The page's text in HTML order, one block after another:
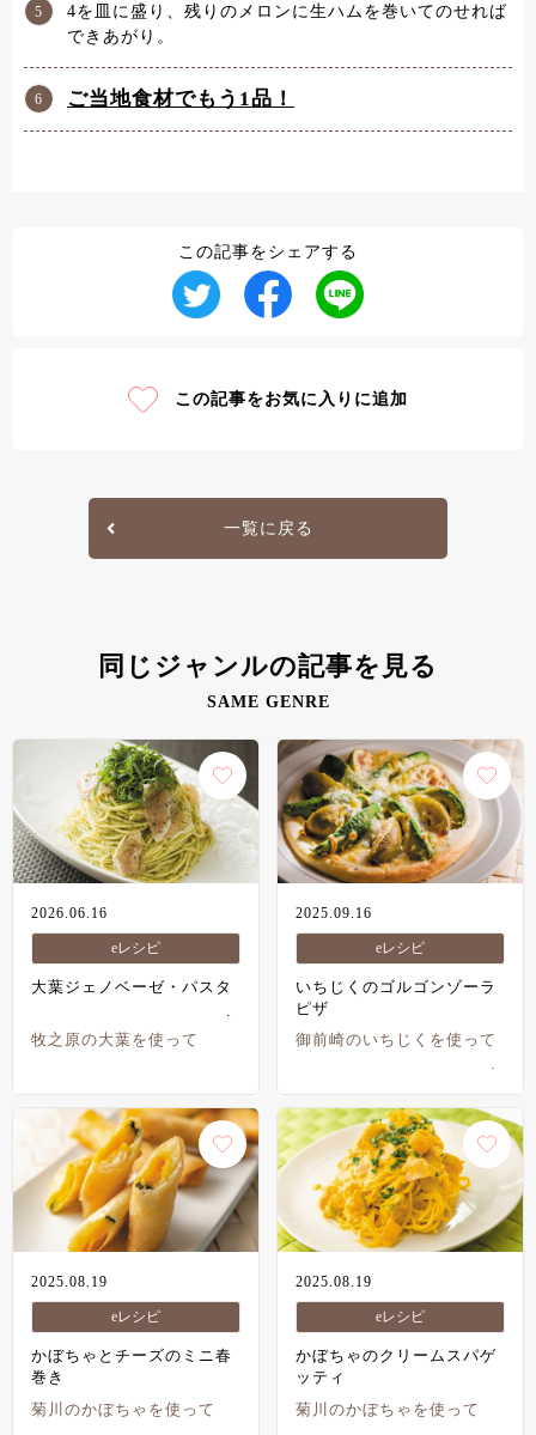
4を皿に盛り、残りのメロンに生ハムを巻いてのせれば
できあがり。
ご当地食材でもう1品！
この記事をシェアする
この記事をお気に入りに追加
一覧に戻る
同じジャンルの記事を見る
SAME GENRE
2026.06.16
eレシピ
大葉ジェノベーゼ・パスタ
牧之原の大葉を使って
2025.09.16
eレシピ
いちじくのゴルゴンゾーラ
ピザ
御前崎のいちじくを使って
2025.08.19
eレシピ
かぼちゃとチーズのミニ春
巻き
菊川のかぼちゃを使って
2025.08.19
eレシピ
かぼちゃのクリームスパゲ
ッティ
菊川のかぼちゃを使って